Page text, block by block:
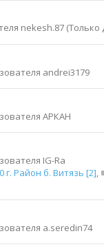
nekesh.87 (Только
andrei3179
АРКАН
IG-Ra
г. Район б. Витязь [2],
a.seredin74